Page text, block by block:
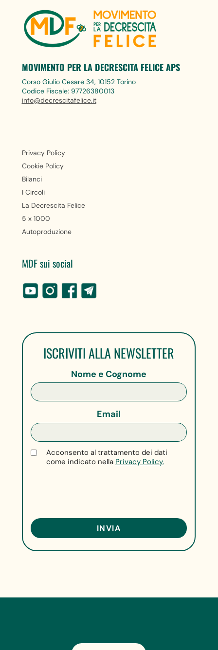
MOVIMENTO PER LA DECRESCITA FELICE APS
Corso Giulio Cesare 34, 10152 Torino
Codice Fiscale: 97726380013
info@decrescitafelice.it
Privacy Policy
Cookie Policy
Bilanci
I Circoli
La Decrescita Felice
5 x 1000
Autoproduzione
MDF sui social
ISCRIVITI ALLA NEWSLETTER
Nome e Cognome
Email
Acconsento al trattamento dei dati
come indicato nella Privacy Policy.